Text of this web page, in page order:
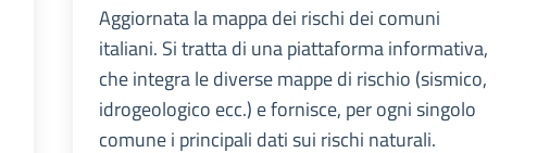
Aggiornata la mappa dei rischi dei comuni
italiani. Si tratta di una piattaforma informativa,
che integra le diverse mappe di rischio (sismico,
idrogeologico ecc.) e fornisce, per ogni singolo
comune i principali dati sui rischi naturali.